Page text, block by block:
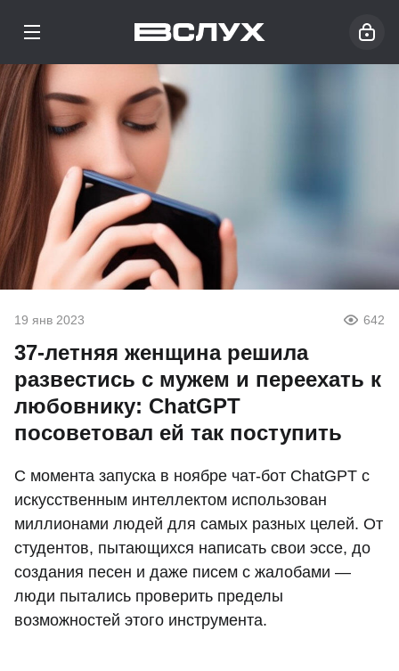
19 янв 2023 642
37-летняя женщина решила
развестись с мужем и переехать к
любовнику: ChatGPT
посоветовал ей так поступить
С момента запуска в ноябре чат-бот ChatGPT с
искусственным интеллектом использован
миллионами людей для самых разных целей. От
студентов, пытающихся написать свои эссе, до
создания песен и даже писем с жалобами —
люди пытались проверить пределы
возможностей этого инструмента.